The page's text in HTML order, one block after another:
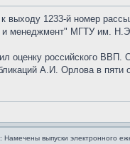
выходу 1233-й номер
и менеджмент" МГТУ им.
оценку российского
А.И. Орлова в пяти
Намечены выпуски электронного